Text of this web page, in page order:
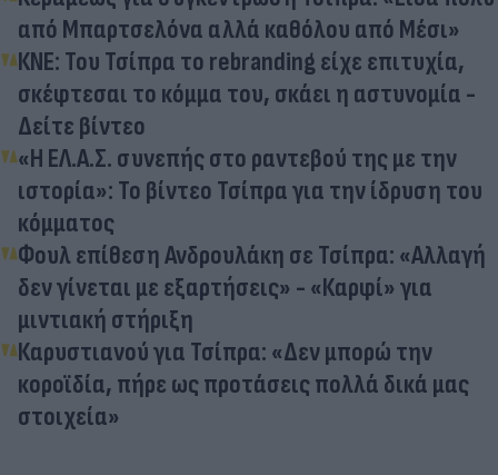
από Μπαρτσελόνα αλλά καθόλου από Μέσι»
ΚΝΕ: Του Τσίπρα το rebranding είχε επιτυχία,
σκέφτεσαι το κόμμα του, σκάει η αστυνομία -
Δείτε βίντεο
«Η ΕΛ.Α.Σ. συνεπής στο ραντεβού της με την
ιστορία»: Το βίντεο Τσίπρα για την ίδρυση του
κόμματος
Φουλ επίθεση Ανδρουλάκη σε Τσίπρα: «Αλλαγή
δεν γίνεται με εξαρτήσεις» - «Καρφί» για
μιντιακή στήριξη
Καρυστιανού για Τσίπρα: «Δεν μπορώ την
κοροϊδία, πήρε ως προτάσεις πολλά δικά μας
στοιχεία»